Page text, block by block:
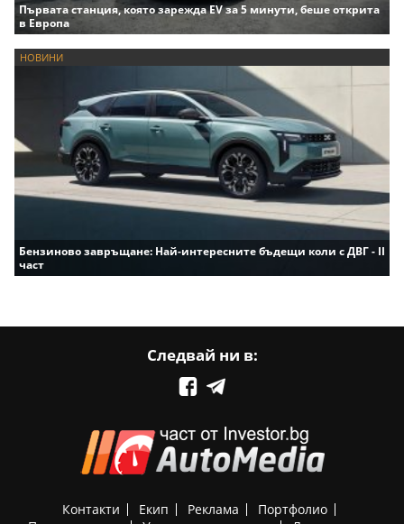
Първата станция, която зарежда EV за 5 минути, беше открита
в Европа
НОВИНИ
Бензиново завръщане: Най-интересните бъдещи коли с ДВГ - II
част
Следвай ни в:
Контакти Екип Реклама
Портфолио